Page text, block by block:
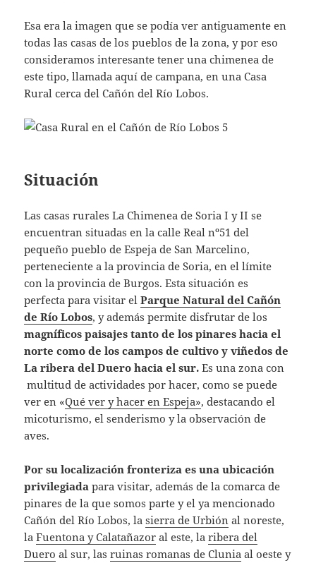
Esa era la imagen que se podía ver antiguamente en
todas las casas de los pueblos de la zona, y por eso
consideramos interesante tener una chimenea de
este tipo, llamada aquí de campana, en una Casa
Rural cerca del Cañón del Río Lobos.
Situación
Las casas rurales La Chimenea de Soria I y II se
encuentran situadas en la calle Real nº51 del
pequeño pueblo de Espeja de San Marcelino,
perteneciente a la provincia de Soria, en el límite
con la provincia de Burgos. Esta situación es
perfecta para visitar elParque Natural del Cañón
de Río Lobos, y además permite disfrutar de los
magníficos paisajes tanto de los pinares hacia el
norte como de los campos de cultivo y viñedos de
La ribera del Duero hacia el sur.Es una zona con
multitud de actividades por hacer, como se puede
ver en «Qué ver y hacer en Espeja», destacando el
micoturismo, el senderismo y la observación de
aves.
Por su localización fronteriza es una ubicación
privilegiada para visitar, además de la comarca de
pinares de la que somos parte y el ya mencionado
Cañón del Río Lobos, lasierra de Urbión al noreste,
laFuentona y Calatañazor al este, laribera del
Duero al sur, lasruinas romanas de Clunia al oeste y